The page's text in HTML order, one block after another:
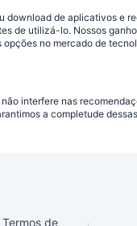
download de aplicativos e
de utilizá-lo. Nossos
no mercado de
interfere nas
a completude
Termos de